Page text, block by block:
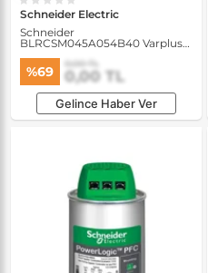
Schneider Electric
Schneider
BLRCSM045A054B40 Varplus
Faz 50/60Hz Kondansatör
%69 0,00 TL
0,00 TL
Gelince Haber Ver